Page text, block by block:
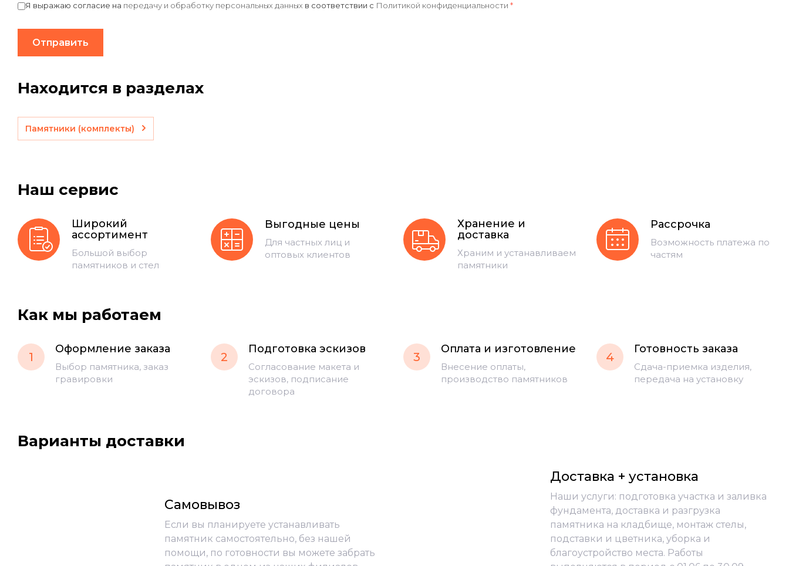
Я выражаю согласие на передачу и обработку персональных данных в соответствии с Политикой конфиденциальности *
Отправить
Находится в разделах
Памятники (комплекты)
Наш сервис
Широкий
ассортимент
Большой выбор
памятников и стел
Выгодные цены
Для частных лиц и
оптовых клиентов
Хранение и
доставка
Храним и устанавливаем
памятники
Рассрочка
Возможность платежа по
частям
Как мы работаем
1
Оформление заказа
Выбор памятника, заказ
гравировки
2
Подготовка эскизов
Согласование макета и
эскизов, подписание
договора
3
Оплата и изготовление
Внесение оплаты,
производство памятников
4
Готовность заказа
Сдача-приемка изделия,
передача на установку
Варианты доставки
Самовывоз
Если вы планируете устанавливать
памятник самостоятельно, без нашей
помощи, по готовности вы можете забрать
Доставка + установка
Наши услуги: подготовка участка и заливка
фундамента, доставка и разгрузка
памятника на кладбище, монтаж стелы,
подставки и цветника, уборка и
благоустройство места. Работы